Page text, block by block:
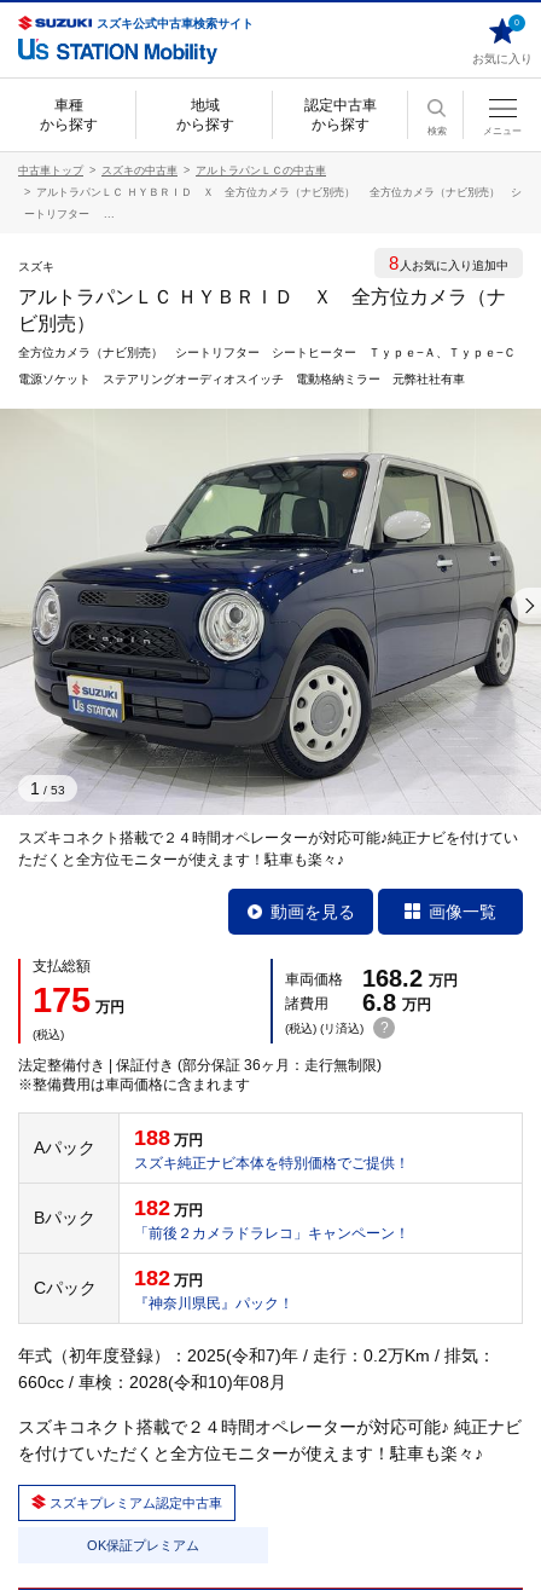
スズキ公式中古車検索サイト
お気に入り
0
車種
から探す
地域
から探す
認定中古車
から探す
検索 メニュー
中古車トップ スズキの中古車
アルトラパンＬＣの中古車
アルトラパンＬＣ ＨＹＢＲＩＤ Ｘ 全方位カメラ（ナビ別売） 全方位カメラ（ナビ別売） シ
ートリフター ...
スズキ
アルトラパンＬＣ ＨＹＢＲＩＤ Ｘ 全方位カメラ（ナ
ビ別売）
全方位カメラ（ナビ別売） シートリフター シートヒーター Ｔｙｐｅ−Ａ、Ｔｙｐｅ−Ｃ
電源ソケット ステアリングオーディオスイッチ 電動格納ミラー 元弊社社有車
スズキコネクト搭載で２４時間オペレーターが対応可能♪純正ナビを付けてい
ただくと全方位モニターが使えます！駐車も楽々♪
1 / 53
動画を見る 画像一覧
支払総額
175 万円
(税込)
車両価格 168.2 万円
諸費用
6.8 万円
(税込) (リ済込) ?
法定整備付き | 保証付き (部分保証 36ヶ月：走行無制限)
※整備費用は車両価格に含まれます
Aパック 188 万円
スズキ純正ナビ本体を特別価格でご提供！
Bパック 182 万円
「前後２カメラドラレコ」キャンペーン！
Cパック 182 万円
『神奈川県民』パック！
年式（初年度登録）：2025(令和7)年 / 走行：0.2万Km / 排気：
660cc / 車検：2028(令和10)年08月
スズキコネクト搭載で２４時間オペレーターが対応可能♪ 純正ナビ
を付けていただくと全方位モニターが使えます！駐車も楽々♪
スズキプレミアム認定中古車
OK保証プレミアム
8 人お気に入り追加中